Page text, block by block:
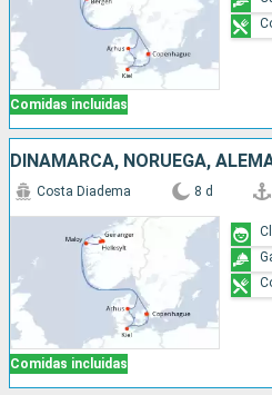
Comidas incluidas
DINAMARCA, NORUEGA,
Comidas incluidas
Costa Diadema 8 d